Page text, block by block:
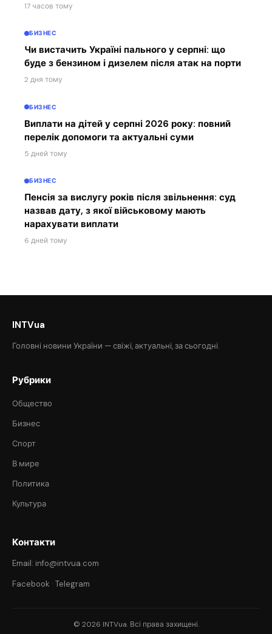
17 часов тому
БИЗНЕС
Чи вистачить Україні пального у серпні: що
буде з бензином і дизелем після атак на порти
2 дня тому
БИЗНЕС
Виплати на дітей у серпні 2026 року: повний
перелік допомоги та актуальні суми
5 дней тому
БИЗНЕС
Пенсія за вислугу років після звільнення: суд
назвав дату, з якої військовому мають
нарахувати виплати
6 дней тому
INTVua
Головні новини України — свіжі, актуальні, за сьогодні.
Рубрики
Общество
Бизнес
Спорт
В мире
Политика
Культура
Контакти
Email: info@intvua.com
Facebook · Telegram
© 2026 INTVua. Всі права захищені.